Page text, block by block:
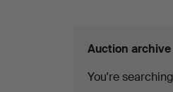
Auction archive
You're